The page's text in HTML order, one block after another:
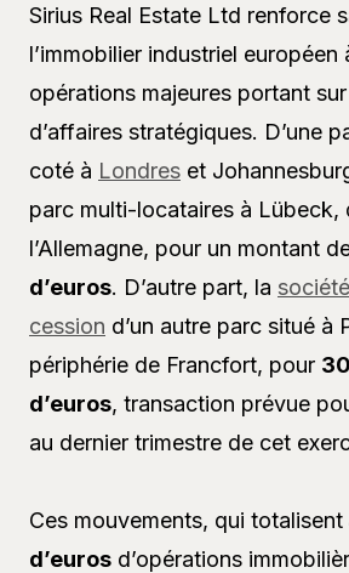
Sirius Real Estate Ltd renforce
l’immobilier industriel européen
opérations majeures portant
d’affaires stratégiques. D’une
coté à Londres et
parc multi-locataires à Lübeck,
l’Allemagne, pour un montant
d’euros. D’autre part, la société
cession d’un autre parc situé à
périphérie de Francfort, pour
d’euros, transaction prévue
au dernier trimestre de cet
Ces mouvements, qui totalisent
d’euros d’opérations